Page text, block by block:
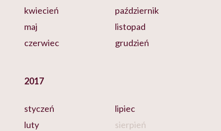
kwiecień
maj
czerwiec
październik
listopad
grudzień
2017
styczeń
luty
lipiec
sierpień